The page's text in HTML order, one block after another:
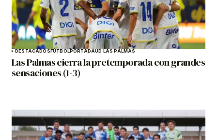
DESTACADOSFÚTBOLPORTADAUD LAS PALMAS
Las Palmas cierra la pretemporada con grandes
sensaciones (1-3)